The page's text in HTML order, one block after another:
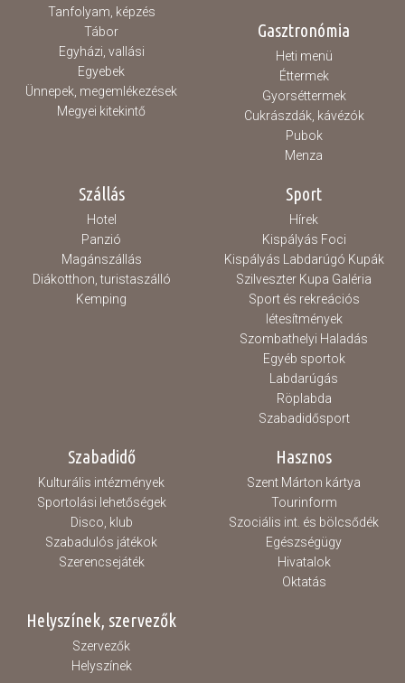
Tanfolyam, képzés
Tábor
Egyházi, vallási
Egyebek
Ünnepek, megemlékezések
Megyei kitekintő
Gasztronómia
Heti menü
Éttermek
Gyorséttermek
Cukrászdák, kávézók
Pubok
Menza
Szállás
Hotel
Panzió
Magánszállás
Diákotthon, turistaszálló
Kemping
Sport
Hírek
Kispályás Foci
Kispályás Labdarúgó Kupák
Szilveszter Kupa Galéria
Sport és rekreációs
létesítmények
Szombathelyi Haladás
Egyéb sportok
Labdarúgás
Röplabda
Szabadidősport
Szabadidő
Kulturális intézmények
Sportolási lehetőségek
Disco, klub
Szabadulós játékok
Szerencsejáték
Hasznos
Szent Márton kártya
Tourinform
Szociális int. és bölcsődék
Egészségügy
Hivatalok
Oktatás
Helyszínek, szervezők
Szervezők
Helyszínek